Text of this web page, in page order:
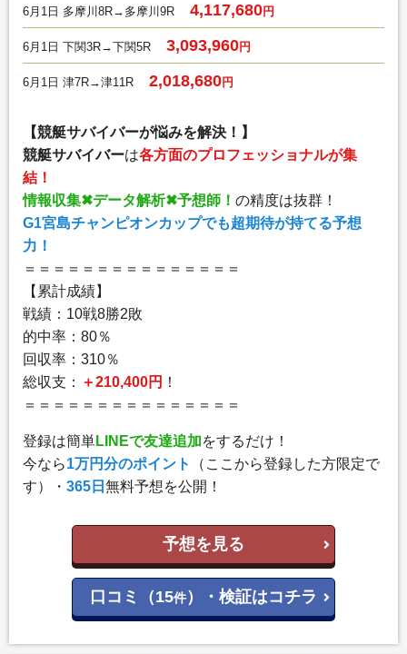
6月1日 多摩川8R→多摩川9R 4,117,680円
6月1日 下関3R→下関5R 3,093,960円
6月1日 津7R→津11R 2,018,680円
【競艇サバイバーが悩みを解決！】
競艇サバイバーは各方面のプロフェッショナルが集
結！
情報収集✖︎データ解析✖︎予想師！ の精度は抜群！
G1宮島チャンピオンカップでも超期待が持てる予想
力！
＝＝＝＝＝＝＝＝＝＝＝＝＝＝＝
【累計成績】
戦績：10戦8勝2敗
的中率：80％
回収率：310％
総収支：
＋210,400円 ！
＝＝＝＝＝＝＝＝＝＝＝＝＝＝＝
登録は簡単LINEで友達追加をするだけ！
今なら1万円分のポイント
（ここから登録した方限定で
す）・ 365日 無料予想を公開！
予想を見る
口コミ（15件）・検証はコチラ